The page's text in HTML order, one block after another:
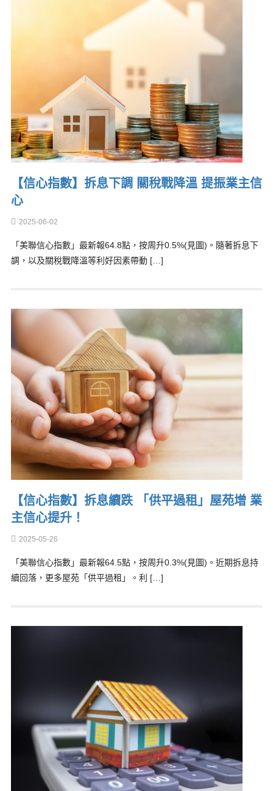
【信心指數】拆息下調 關稅戰降溫 提振業主信
心
2025-06-02
「美聯信心指數」最新報64.8點，按周升0.5%(見圖)。隨著拆息下
調，以及關稅戰降溫等利好因素帶動 […]
【信心指數】拆息續跌 「供平過租」屋苑增 業
主信心提升！
2025-05-26
「美聯信心指數」最新報64.5點，按周升0.3%(見圖)。近期拆息持
續回落，更多屋苑「供平過租」。利 […]